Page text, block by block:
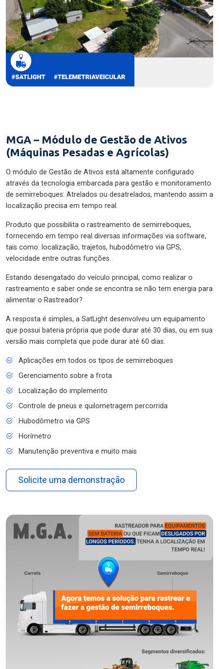
MGA – Módulo de Gestão de Ativos
(Máquinas Pesadas e Agrícolas)
O módulo de Gestão de Ativos está altamente configurado
através da tecnologia embarcada para gestão e monitoramento
de semirreboques: Atrelados ou desatrelados, mantendo assim a
localização precisa em tempo real.
Produto que possibilita o rastreamento de semirreboques,
fornecendo em tempo real diversas informações via software,
tais como: localização, trajetos, hubodômetro via GPS,
velocidade entre outras funções.
Estando desengatado do veículo principal, como realizar o
rastreamento e saber onde se encontra se não tem energia para
alimentar o Rastreador?
A resposta é simples, a SatLight desenvolveu um equipamento
que possui bateria própria que pode durar até 30 dias, ou em sua
versão mais completa que pode durar até 60 dias.
Aplicações em todos os tipos de semirreboques
Gerenciamento sobre a frota
Localização do implemento
Controle de pneus e quilometragem percorrida
Hubodômetro via GPS
Horímetro
Manutenção preventiva e muito mais
Solicite uma demonstração